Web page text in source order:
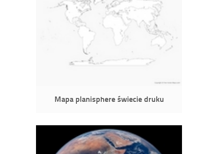
Mapa planisphere świecie druku